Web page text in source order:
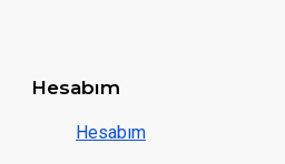
Hesabım
Hesabım